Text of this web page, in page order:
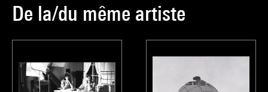
De la/du même artiste